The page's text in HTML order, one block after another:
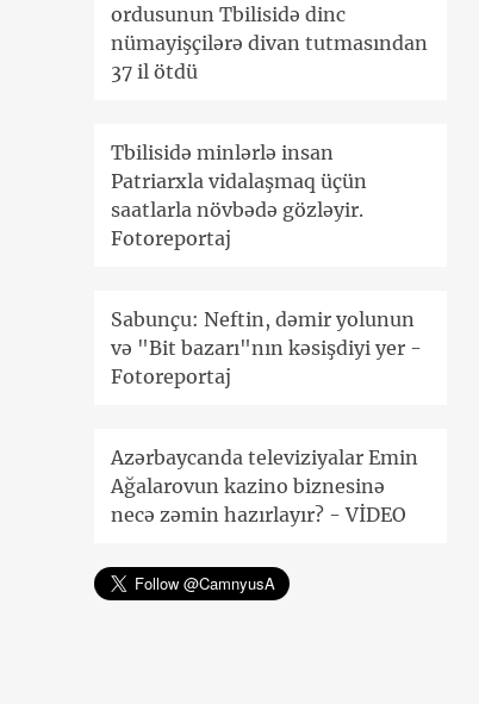
ordusunun Tbilisidə dinc
nümayişçilərə divan tutmasından
37 il ötdü
Tbilisidə minlərlə insan
Patriarxla vidalaşmaq üçün
saatlarla növbədə gözləyir.
Fotoreportaj
Sabunçu: Neftin, dəmir yolunun
və "Bit bazarı"nın kəsişdiyi yer -
Fotoreportaj
Azərbaycanda televiziyalar Emin
Ağalarovun kazino biznesinə
necə zəmin hazırlayır? - VİDEO